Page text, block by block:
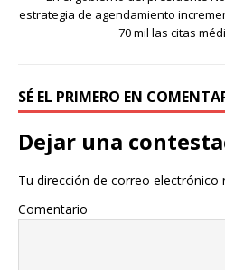
estrategia de agendamiento
70 mil las citas
SÉ EL PRIMERO EN
Dejar una
Tu dirección de correo electrónico
Comentario